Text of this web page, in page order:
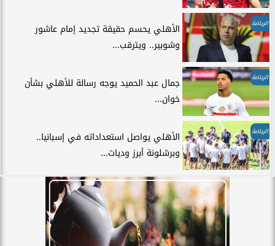
الرياضة
الأهلي يحسم حقيقة تجديد إمام عاشور
وشوبير.. ويترقب...
الرياضة
جمال عبد الحميد يوجه رسالة للأهلي بشأن
خوان...
الرياضة
الأهلي يواصل استعداداته في إسبانيا..
وبرشلونة أبرز وديات...